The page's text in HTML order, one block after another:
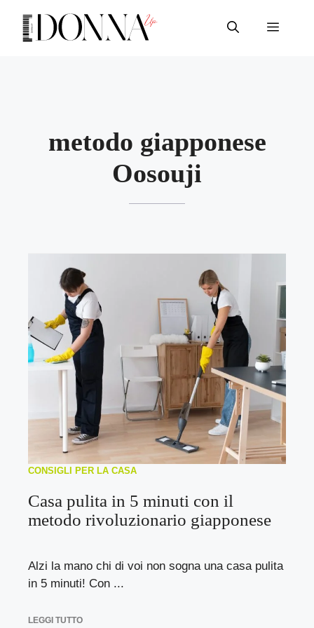
contenuto
Menu
metodo giapponese
Oosouji
CONSIGLI PER LA CASA
Casa pulita in 5 minuti con il
metodo rivoluzionario giapponese
Alzi la mano chi di voi non sogna una casa pulita
in 5 minuti! Con ...
LEGGI TUTTO